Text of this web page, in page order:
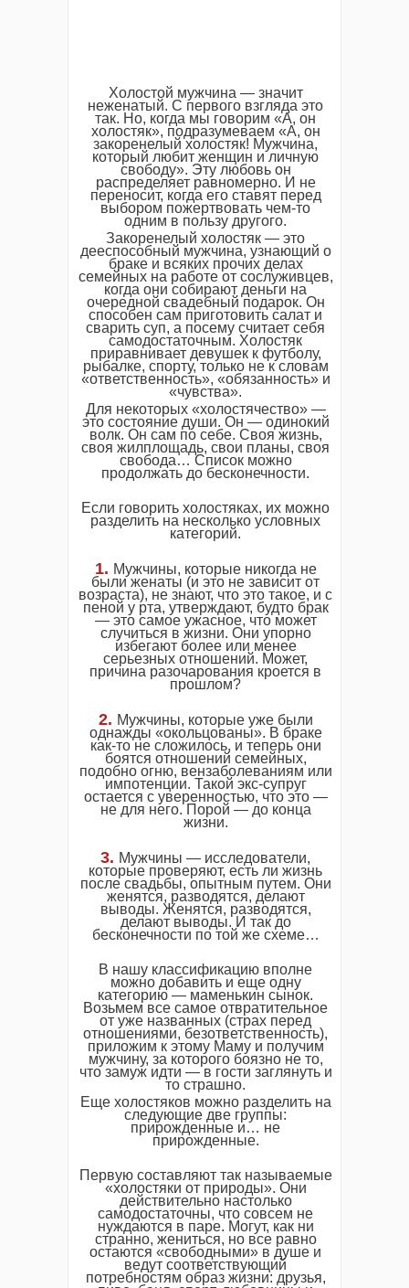
Холостой мужчина — значит
неженатый. С первого взгляда это
так. Но, когда мы говорим «А, он
холостяк», подразумеваем «А, он
закоренелый холостяк! Мужчина,
который любит женщин и личную
свободу». Эту любовь он
распределяет равномерно. И не
переносит, когда его ставят перед
выбором пожертвовать чем-то
одним в пользу другого.
Закоренелый холостяк — это
дееспособный мужчина, узнающий о
браке и всяких прочих делах
семейных на работе от сослуживцев,
когда они собирают деньги на
очередной свадебный подарок. Он
способен сам приготовить салат и
сварить суп, а посему считает себя
самодостаточным. Холостяк
приравнивает девушек к футболу,
рыбалке, спорту, только не к словам
«ответственность», «обязанность» и
«чувства».
Для некоторых «холостячество» —
это состояние души. Он — одинокий
волк. Он сам по себе. Своя жизнь,
своя жилплощадь, свои планы, своя
свобода… Список можно
продолжать до бесконечности.
Если говорить холостяках, их можно
разделить на несколько условных
категорий.
1. Мужчины, которые никогда не
были женаты (и это не зависит от
возраста), не знают, что это такое, и с
пеной у рта, утверждают, будто брак
— это самое ужасное, что может
случиться в жизни. Они упорно
избегают более или менее
серьезных отношений. Может,
причина разочарования кроется в
прошлом?
2. Мужчины, которые уже были
однажды «окольцованы». В браке
как-то не сложилось, и теперь они
боятся отношений семейных,
подобно огню, вензаболеваниям или
импотенции. Такой экс-супруг
остается c уверенностью, что это —
не для него. Порой — до конца
жизни.
3. Мужчины — исследователи,
которые проверяют, есть ли жизнь
после свадьбы, опытным путем. Они
женятся, разводятся, делают
выводы. Женятся, разводятся,
делают выводы. И так до
бесконечности по той же схеме…
В нашу классификацию вполне
можно добавить и еще одну
категорию — маменькин сынок.
Возьмем все самое отвратительное
от уже названных (страх перед
отношениями, безответственность),
приложим к этому Маму и получим
мужчину, за которого боязно не то,
что замуж идти — в гости заглянуть и
то страшно.
Еще холостяков можно разделить на
следующие две группы:
прирожденные и… не
прирожденные.
Первую составляют так называемые
«холостяки от природы». Они
действительно настолько
самодостаточны, что совсем не
нуждаются в паре. Могут, как ни
странно, жениться, но все равно
остаются «свободными» в душе и
ведут соответствующий
потребностям образ жизни: друзья,